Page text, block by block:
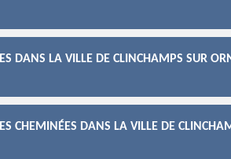
DANS LA VILLE DE CLINCHAMPS SUR
CHEMINÉES DANS LA VILLE DE